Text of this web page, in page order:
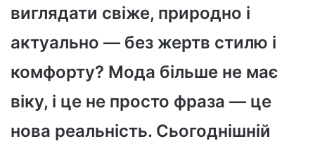
виглядати свіже, природно і
актуально — без жертв стилю і
комфорту? Мода більше не має
віку, і це не просто фраза — це
нова реальність. Сьогоднішній